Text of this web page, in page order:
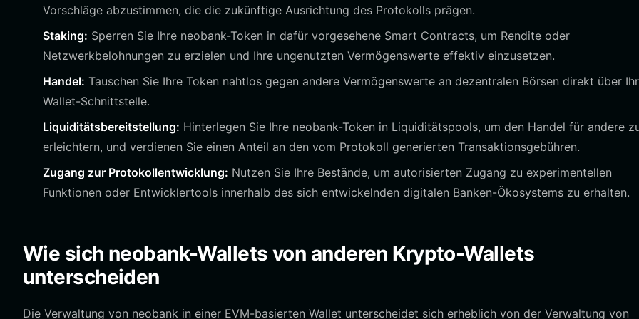
Vorschläge abzustimmen, die die zukünftige Ausrichtung des Protokolls prägen.
Staking: Sperren Sie Ihre neobank-Token in dafür vorgesehene Smart Contracts, um Rendite oder
Netzwerkbelohnungen zu erzielen und Ihre ungenutzten Vermögenswerte effektiv einzusetzen.
Handel: Tauschen Sie Ihre Token nahtlos gegen andere Vermögenswerte an dezentralen Börsen direkt über
Wallet-Schnittstelle.
Liquiditätsbereitstellung: Hinterlegen Sie Ihre neobank-Token in Liquiditätspools, um den Handel für andere
erleichtern, und verdienen Sie einen Anteil an den vom Protokoll generierten Transaktionsgebühren.
Zugang zur Protokollentwicklung: Nutzen Sie Ihre Bestände, um autorisierten Zugang zu experimentellen
Funktionen oder Entwicklertools innerhalb des sich entwickelnden digitalen Banken-Ökosystems zu erhalten.
Wie sich neobank-Wallets von anderen Krypto-Wallets
unterscheiden
Die Verwaltung von neobank in einer EVM-basierten Wallet unterscheidet sich erheblich von der Verwaltung von